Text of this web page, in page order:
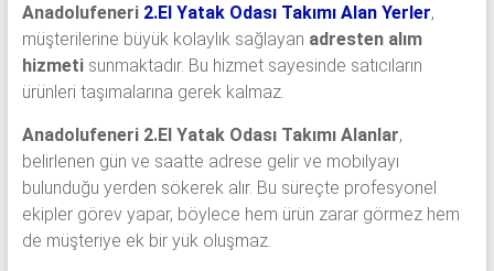
Anadolufeneri 2.El Yatak Odası Takımı Alan Yerler,
müşterilerine büyük kolaylık sağlayan adresten alım
hizmetisunmaktadır. Bu hizmet sayesinde satıcıların
ürünleri taşımalarına gerek kalmaz.
Anadolufeneri 2.El Yatak Odası Takımı Alanlar,
belirlenen gün ve saatte adrese gelir ve mobilyayı
bulunduğu yerden sökerek alır. Bu süreçte profesyonel
ekipler görev yapar, böylece hem ürün zarar görmez hem
de müşteriye ek bir yük oluşmaz.